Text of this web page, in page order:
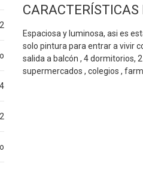
4
2
CARACTERÍSTICAS
Espaciosa y luminosa, asi es
solo pintura para entrar a vivir
salida a balcón , 4 dormitorios,
supermercados , colegios ,